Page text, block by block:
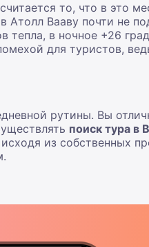
то, что в это
Атолл Вааву почти не
тепла, в ночное +26
для туристов,
рутины. Вы
поиск тура в
исходя из собственных